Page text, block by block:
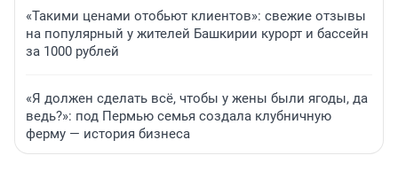
«Такими ценами отобьют клиентов»: свежие отзывы
на популярный у жителей Башкирии курорт и бассейн
за 1000 рублей
«Я должен сделать всё, чтобы у жены были ягоды, да
ведь?»: под Пермью семья создала клубничную
ферму — история бизнеса